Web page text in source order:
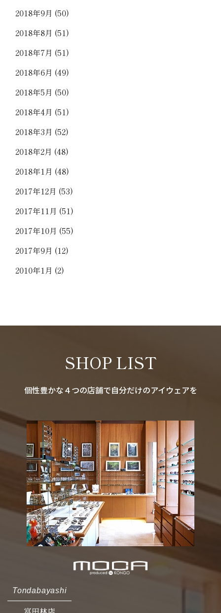
2018年9月 (50)
2018年8月 (51)
2018年7月 (51)
2018年6月 (49)
2018年5月 (50)
2018年4月 (51)
2018年3月 (52)
2018年2月 (48)
2018年1月 (48)
2017年12月 (53)
2017年11月 (51)
2017年10月 (55)
2017年9月 (12)
2010年1月 (2)
SHOP LIST
個性豊かな４つの店舗で自分だけのアイウェアを
Tondabayashi